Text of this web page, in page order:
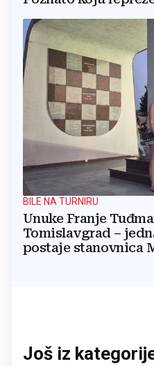
BILE NA TURNIRU
Unuke Franje
Tomislavgrad –
postaje stanovnica
Još iz